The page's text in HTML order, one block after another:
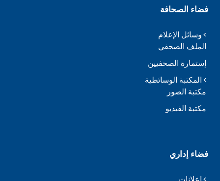
فضاء الصحافة
وسائل الإعلام
الملف الصحفي
إستمارة الصحفيين
المكتبة الوسائطية
مكتبة الصور
مكتبة الفيديو
فضاء إداري